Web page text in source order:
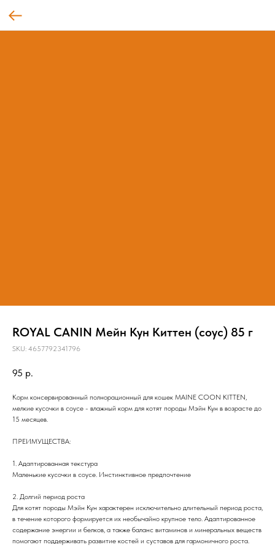
ROYAL CANIN Мейн Кун Киттен (соус) 85 г
SKU: 4657792341796
95 р.
Корм консервированный полнорационный для кошек MAINE COON KITTEN,
мелкие кусочки в соусе - влажный корм для котят породы Мэйн Кун в возрасте до
15 месяцев.
ПРЕИМУЩЕСТВА:
1. Адаптированная текстура
Маленькие кусочки в соусе. Инстинктивное предпочтение
2. Долгий период роста
Для котят породы Мэйн Кун характерен исключительно длительный период роста,
в течение которого формируется их необычайно крупное тело. Адаптированное
содержание энергии и белков, а также баланс витаминов и минеральных веществ
помогают поддерживать развитие костей и суставов для гармоничного роста.